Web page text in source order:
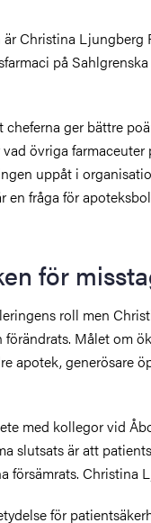
Christina Ljungberg
på
cheferna ger bättre
övriga
uppåt i
en fråga för
för
roll men
Målet om
apotek, generösare
med kollegor vid
slutsats är att
försämrats. Christina
för